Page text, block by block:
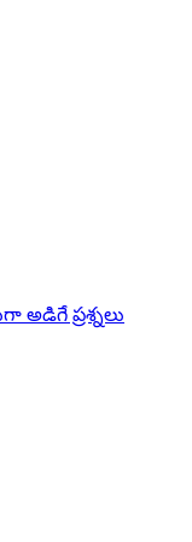
అడిగే ప్రశ్నలు